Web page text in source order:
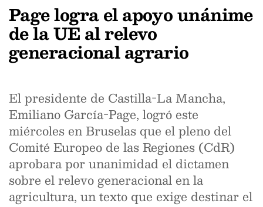
Page logra el apoyo unánime
de la UE al relevo
generacional agrario
El presidente de Castilla-La Mancha,
Emiliano García-Page, logró este
miércoles en Bruselas que el pleno del
Comité Europeo de las Regiones (CdR)
aprobara por unanimidad el dictamen
sobre el relevo generacional en la
agricultura, un texto que exige destinar el